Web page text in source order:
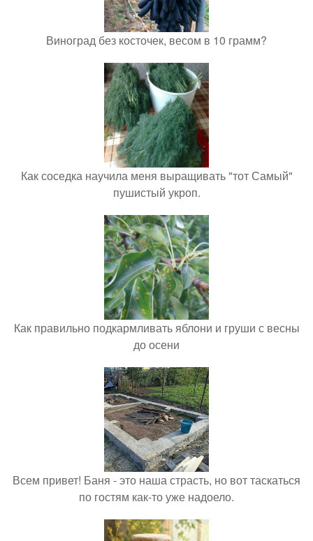
Виноград без косточек, весом в 10 грамм?
Как соседка научила меня выращивать "тот Самый"
пушистый укроп.
Как правильно подкармливать яблони и груши с весны
до осени
Всем привет! Баня - это наша страсть, но вот таскаться
по гостям как-то уже надоело.